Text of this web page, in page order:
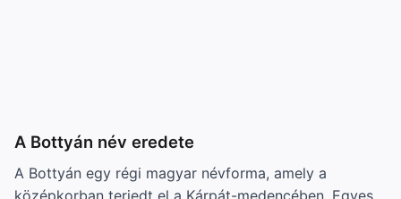
A Bottyán név eredete
A Bottyán egy régi magyar névforma, amely a